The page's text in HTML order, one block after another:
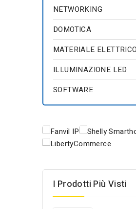
NETWORKING
DOMOTICA
MATERIALE ELETTRICO
ILLUMINAZIONE LED
SOFTWARE
I Prodotti Più Visti